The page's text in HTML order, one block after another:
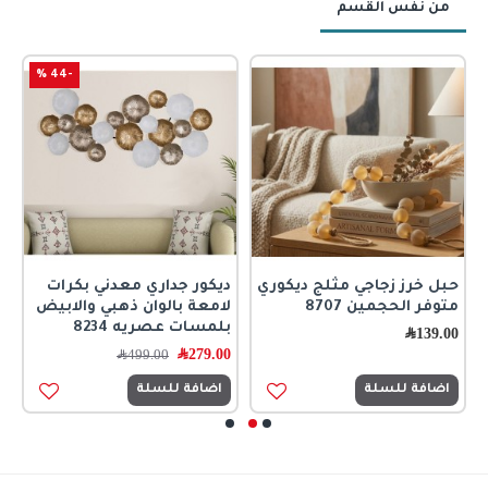
من نفس القسم
حبل خرز زجاجي مثلج ديكوري
متوفر الحجمين 8707
139.00﷼
اضافة للسلة
-44 %
ديكور جداري معدني بكرات
لامعة بالوان ذهبي والابيض
بلمسات عصريه 8234
279.00﷼ 499.00﷼
اضافة للسلة